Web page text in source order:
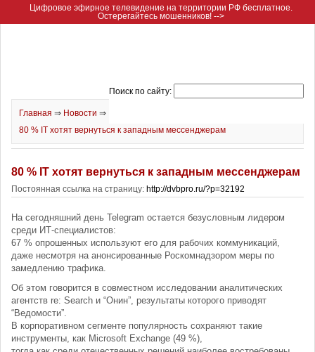
Цифровое эфирное телевидение на территории РФ бесплатное.
Остерегайтесь мошенников! -->
Поиск по сайту:
Главная ⇒ Новости ⇒
80 % IT хотят вернуться к западным мессенджерам
80 % IT хотят вернуться к западным мессенджерам
Постоянная ссылка на страницу: http://dvbpro.ru/?p=32192
На сегодняшний день Telegram остается безусловным лидером
среди ИТ-специалистов:
67 % опрошенных используют его для рабочих коммуникаций,
даже несмотря на анонсированные Роскомнадзором меры по
замедлению трафика.
Об этом говорится в совместном исследовании аналитических
агентств re: Search и “Онин”, результаты которого приводят
“Ведомости”.
В корпоративном сегменте популярность сохраняют такие
инструменты, как Microsoft Exchange (49 %),